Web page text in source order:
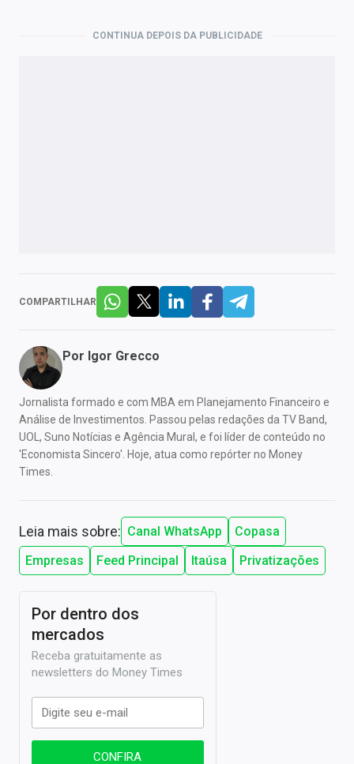
CONTINUA DEPOIS DA PUBLICIDADE
COMPARTILHAR
Por Igor Grecco
Jornalista formado e com MBA em Planejamento Financeiro e
Análise de Investimentos. Passou pelas redações da TV Band,
UOL, Suno Notícias e Agência Mural, e foi líder de conteúdo no
'Economista Sincero'. Hoje, atua como repórter no Money
Times.
Leia mais sobre: Canal WhatsApp
Copasa
Empresas
Feed Principal Itaúsa Privatizações
Por dentro dos
mercados
Receba gratuitamente as
newsletters do Money Times